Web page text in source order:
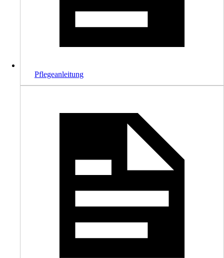
Pflegeanleitung